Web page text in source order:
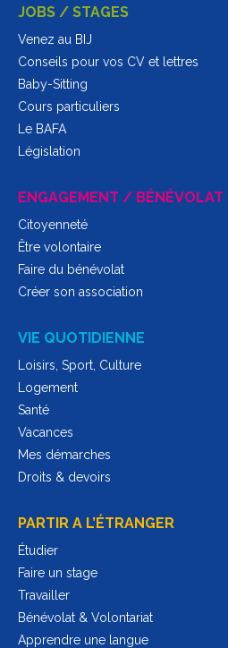
JOBS / STAGES
Venez au BIJ
Conseils pour vos CV et lettres
Baby-Sitting
Cours particuliers
Le BAFA
Législation
ENGAGEMENT / BÉNÉVOLAT
Citoyenneté
Être volontaire
Faire du bénévolat
Créer son association
VIE QUOTIDIENNE
Loisirs, Sport, Culture
Logement
Santé
Vacances
Mes démarches
Droits & devoirs
PARTIR A L’ÉTRANGER
Étudier
Faire un stage
Travailler
Bénévolat & Volontariat
Apprendre une langue